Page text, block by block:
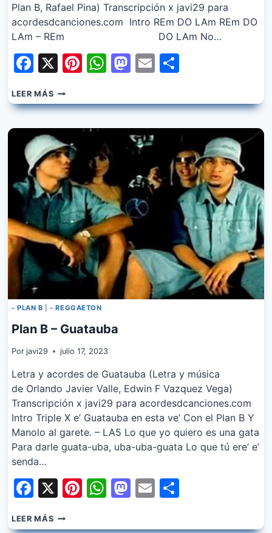
Plan B, Rafael Pina) Transcripción x javi29 para
acordesdcanciones.com Intro REm DO LAm REm DO
LAm – REm DO LAm No…
Facebook
X Pinterest
WhatsApp
Mastodon
Email
LEER MÁSNICKY
JAM
–
EL
MOMENTO
FT.
PLAN
B
- PLAN B |- REGGAETON
Plan B – Guatauba
Por javi29 julio 17, 2023
Letra y acordes de Guatauba (Letra y música
de Orlando Javier Valle, Edwin F Vazquez Vega)
Transcripción x javi29 para acordesdcanciones.com
Intro Triple X e’ Guatauba en esta ve’ Con el Plan B Y
Manolo al garete. – LA5 Lo que yo quiero es una gata
Para darle guata-uba, uba-uba-guata Lo que tú ere’ e’
senda…
Facebook
X Pinterest
WhatsApp
Mastodon
Email
LEER MÁSPLAN
B